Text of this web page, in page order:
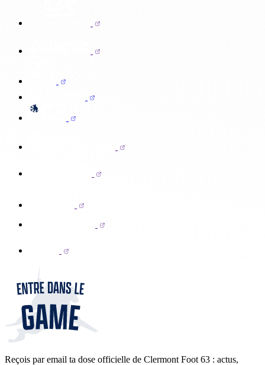
Reçois par email ta dose officielle de Clermont Foot 63 : actus,